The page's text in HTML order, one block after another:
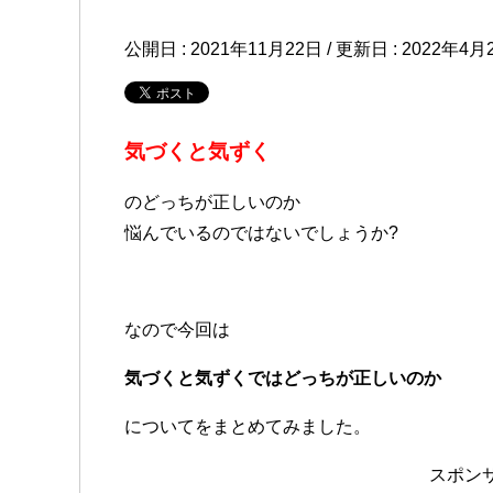
公開日 : 2021年11月22日 / 更新日 : 2022年4月
気づくと気ずく
のどっちが正しいのか
悩んでいるのではないでしょうか?
なので今回は
気づくと気ずくではどっちが正しいのか
についてをまとめてみました。
スポン